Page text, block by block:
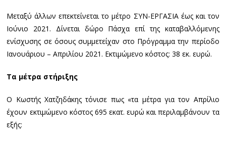
Μεταξύ άλλων επεκτείνεται το μέτρο ΣΥΝ-ΕΡΓΑΣΙΑ έως και τον
Ιούνιο 2021. Δίνεται δώρο Πάσχα επί της καταβαλλόμενης
ενίσχυσης σε όσους συμμετείχαν στο Πρόγραμμα την περίοδο
Ιανουάριου – Απριλίου 2021. Εκτιμώμενο κόστος: 38 εκ. ευρώ.
Τα μέτρα στήριξης
Ο Κωστής Χατζηδάκης τόνισε πως «τα μέτρα για τον Απρίλιο
έχουν εκτιμώμενο κόστος 695 εκατ. ευρώ και περιλαμβάνουν τα
εξής: